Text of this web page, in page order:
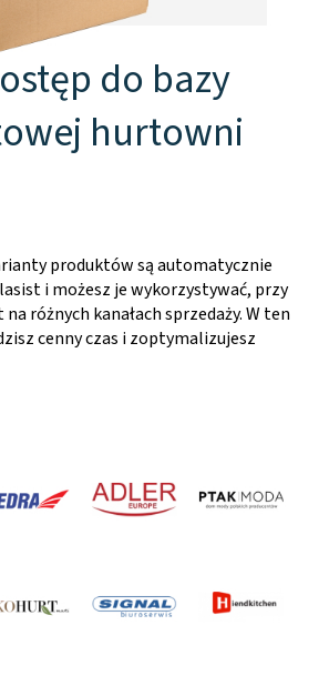
do bazy
hurtowni
produktów są automatycznie
i możesz je wykorzystywać, przy
różnych kanałach sprzedaży. W ten
cenny czas i zoptymalizujesz